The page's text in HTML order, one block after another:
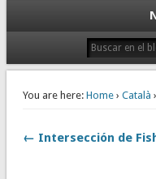
You are here: Home› Català
← Intersección de